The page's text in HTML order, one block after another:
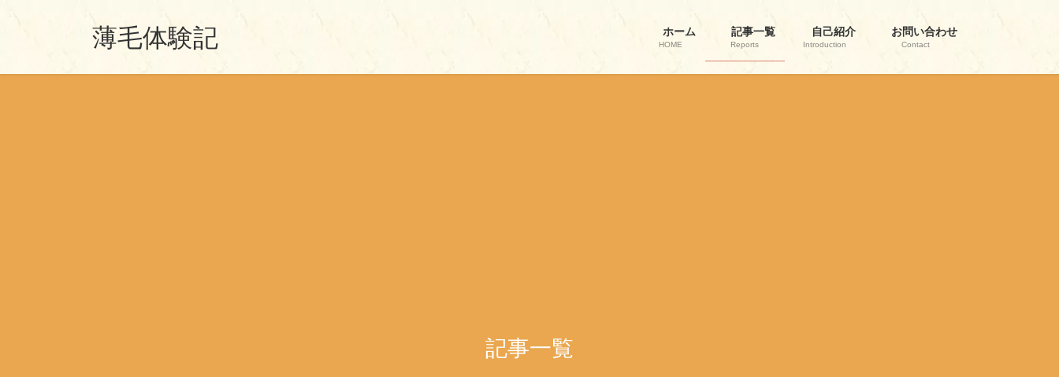
薄毛体験記 ホーム
HOME
記事一覧
Reports
自己紹介
Introduction
お問い合わせ
Contact
記事一覧